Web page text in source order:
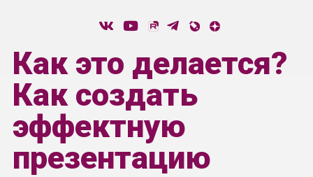
Как это делается?
Как создать
эффектную
презентацию